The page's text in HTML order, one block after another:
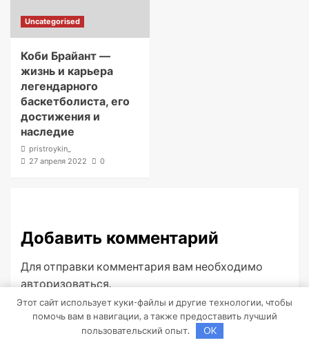
Uncategorised
Коби Брайант —
жизнь и карьера
легендарного
баскетболиста, его
достижения и
наследие
pristroykin_
27 апреля 2022
0
Добавить комментарий
Для отправки комментария вам необходимо
авторизоваться.
Этот сайт использует куки-файлы и другие технологии, чтобы
помочь вам в навигации, а также предоставить лучший
пользовательский опыт.
OK